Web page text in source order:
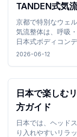
TANDEN式気
間 を
京都で特別なウェ
気流整体は、呼吸
日本式ボディコン
た身体を、静 かな
2026-06-12
日本で楽しむ
方ガイド
日本では、ヘッド
り入れやすいリラ